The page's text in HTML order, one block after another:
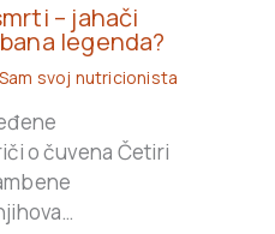
– jahači
legenda?
Sam svoj nutricionista
o čuvena Četiri